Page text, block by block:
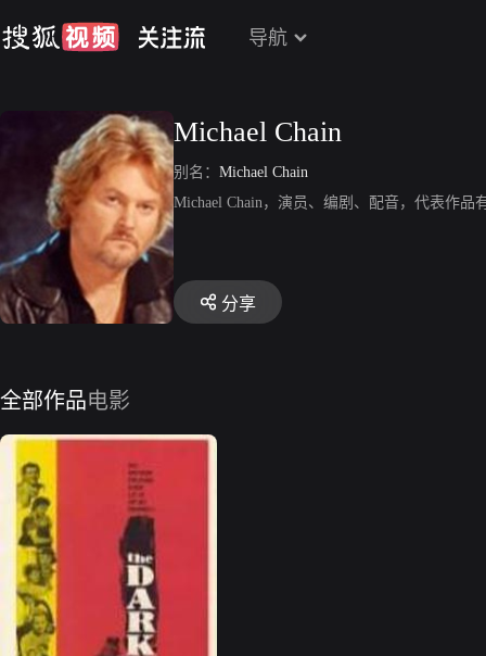
导航
Michael Chain
别名： Michael Chain
Michael Chain，演员、编剧、配音，代表作品
分享
全部作品电影